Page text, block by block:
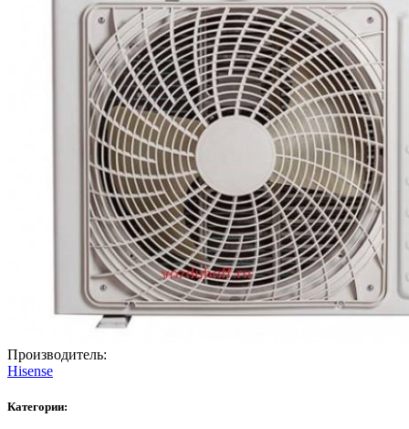
Производитель:
Hisense
Категории: